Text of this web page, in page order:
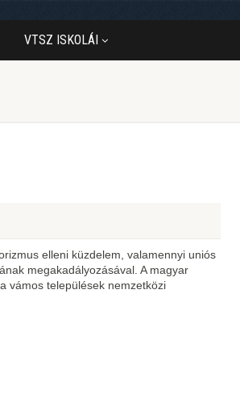
VTSZ ISKOLÁI
elleni küzdelem, valamennyi uniós
megakadályozásával. A magyar
vámos települések nemzetközi